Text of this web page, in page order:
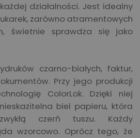
działalności. Jest idealny
zarówno atramentowych
świetnie sprawdza się jako
czarno-białych, faktur,
Przy jego produkcji
ColorLok. Dzięki niej
biel papieru, która
czerń tuszu. Każdy
wzorcowo. Oprócz tego, że